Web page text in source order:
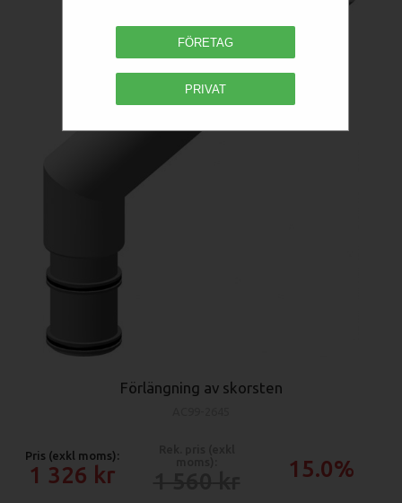
FÖRETAG
PRIVAT
Förlängning av skorsten
Pris (exkl moms):
1 326 15.0%